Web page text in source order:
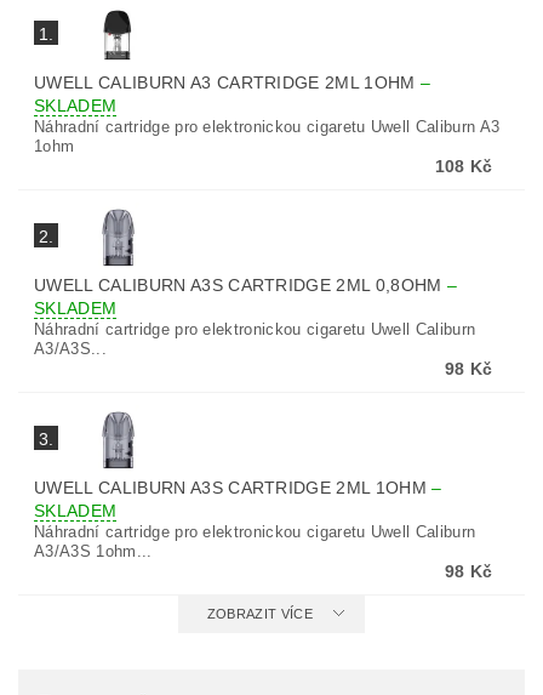
1.
UWELL CALIBURN A3 CARTRIDGE 2ML 1OHM –
SKLADEM
Náhradní cartridge pro elektronickou cigaretu Uwell Caliburn A3
1ohm
108 Kč
2.
UWELL CALIBURN A3S CARTRIDGE 2ML 0,8OHM –
SKLADEM
Náhradní cartridge pro elektronickou cigaretu Uwell Caliburn
A3/A3S...
98 Kč
3.
UWELL CALIBURN A3S CARTRIDGE 2ML 1OHM–
SKLADEM
Náhradní cartridge pro elektronickou cigaretu Uwell Caliburn
A3/A3S 1ohm...
98 Kč
ZOBRAZIT VÍCE